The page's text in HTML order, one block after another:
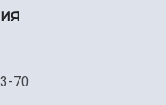
70